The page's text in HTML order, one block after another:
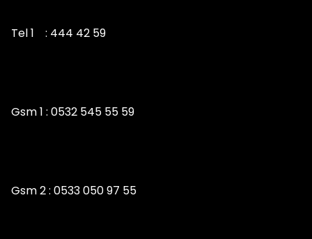
Tel 1 : 444 42 59
Gsm 1 : 0532 545 55 59
Gsm 2 : 0533 050 97 55